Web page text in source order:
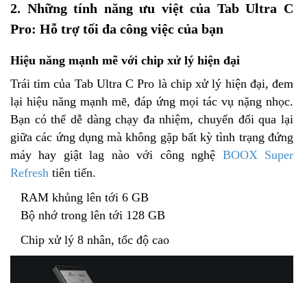
2. Những tính năng ưu việt của Tab Ultra C
Pro: Hỗ trợ tối đa công việc của bạn
Hiệu năng mạnh mẽ với chip xử lý hiện đại
Trái tim của Tab Ultra C Pro là chip xử lý hiện đại, đem
lại hiệu năng mạnh mẽ, đáp ứng mọi tác vụ nặng nhọc.
Bạn có thể dễ dàng chạy đa nhiệm, chuyển đổi qua lại
giữa các ứng dụng mà không gặp bất kỳ tình trạng đứng
máy hay giật lag nào với công nghệ BOOX Super
Refresh tiên tiến.
RAM khủng lên tới 6 GB
Bộ nhớ trong lên tới 128 GB
Chip xử lý 8 nhân, tốc độ cao